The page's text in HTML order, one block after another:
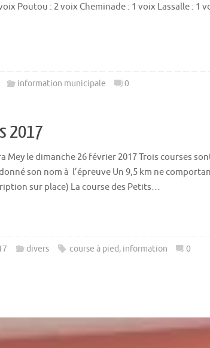
Poutou : 2 voix Cheminade : 1 voix Lassalle : 1
information municipale 0
2017
Mey le dimanche 26 février 2017 Trois courses
son nom à l’épreuve Un 9,5 km ne
sur place) La course des Petits…
divers course à pied, information 0